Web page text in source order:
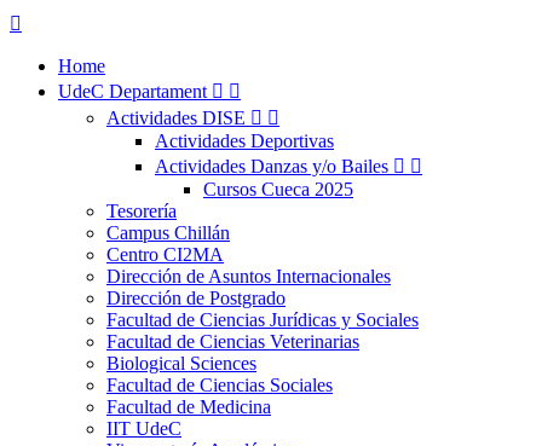

Home
UdeC Departament  
Actividades DISE  
Actividades Deportivas
Actividades Danzas y/o Bailes  
Cursos Cueca 2025
Tesorería
Campus Chillán
Centro CI2MA
Dirección de Asuntos Internacionales
Dirección de Postgrado
Facultad de Ciencias Jurídicas y Sociales
Facultad de Ciencias Veterinarias
Biological Sciences
Facultad de Ciencias Sociales
Facultad de Medicina
IIT UdeC